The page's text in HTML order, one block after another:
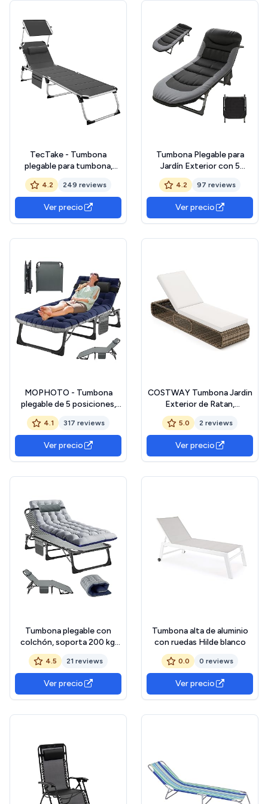
TecTake - Tumbona
plegable para tumbona,
jardín al aire libre, con
parasol, reposacabezas y
bolsillo lateral, tumbona
reclinable, tumbona de
playa, relax jardín, camping,
4.2 249 reviews
Ver precio
Tumbona Plegable para
Jardín Exterior con 5
Posiciones, Cama Camping,
para Balcón, Interior
(Negro)
4.2 97 reviews
Ver precio
MOPHOTO - Tumbona
plegable de 5 posiciones,
portátil, para exterior,
perfecta para piscina, playa,
patio, baño de sol
4.1 317 reviews
Ver precio
COSTWAY Tumbona Jardin
Exterior de Ratan,
Tumbona Reclinable de 7
Posiciones, Cojín y
Almacenamiento,
Espreguiçadeira Jardim
Playa Piscina, 185 x 65 x 26-
5.0 2 reviews
Ver precio
Tumbona plegable con
colchón, soporta 200 kg,
tumbona de jardín,
tumbona con bolsillo lateral
y reposacabezas, respaldo
ajustable para balcón,
jardín, playa
4.5 21 reviews
Ver precio
Tumbona alta de aluminio
con ruedas Hilde blanco
0.0 0 reviews
Ver precio